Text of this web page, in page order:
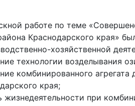
работе по теме
Краснодарского края»
хозяйственной
технологии возделывания
комбинированного
края;
жизнедеятельности при